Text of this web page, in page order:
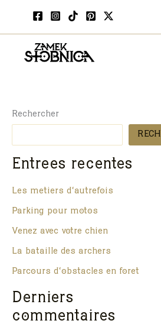
contenu
Rechercher
Entrées récentes
Les métiers d’autrefois
Parking pour motos
Venez avec votre chien
La bataille des archers
Parcours d’obstacles en forêt
Derniers
commentaires